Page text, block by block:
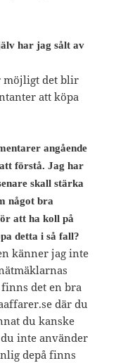
har jag sålt av
möjligt det blir
att köpa
angående
förstå. Jag har
skall stärka
något bra
att ha koll på
detta i så fall?
känner jag inte
det en bra
där du
du kanske
inte använder
depå finns